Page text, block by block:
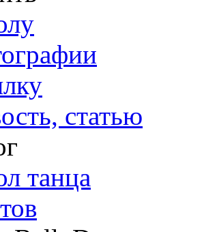
статью
танца